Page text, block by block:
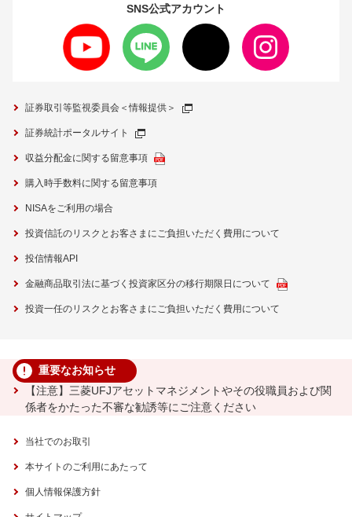
SNS公式アカウント
証券取引等監視委員会＜情報提供＞
証券統計ポータルサイト
収益分配金に関する留意事項
購入時手数料に関する留意事項
NISAをご利用の場合
投資信託のリスクとお客さまにご負担いただく費用について
投信情報API
金融商品取引法に基づく投資家区分の移行期限日について
投資一任のリスクとお客さまにご負担いただく費用について
重要なお知らせ
【注意】三菱UFJアセットマネジメントやその役職員および関
係者をかたった不審な勧誘等にご注意ください
当社でのお取引
本サイトのご利用にあたって
個人情報保護方針